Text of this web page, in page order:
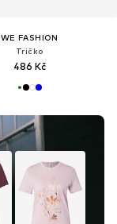
WE FASHION
Tričko
486 Kč